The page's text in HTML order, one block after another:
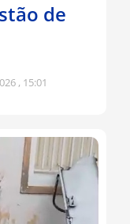
de
15:01